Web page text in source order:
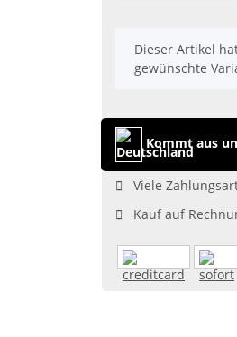
x
Dieser Artikel
gewünschte
Kommt aus
Viele
Kauf auf